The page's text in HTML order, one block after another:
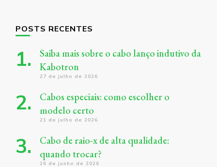
POSTS RECENTES
Saiba mais sobre o cabo lanço indutivo da
Kabotron
27 de julho de 2026
Cabos especiais: como escolher o
modelo certo
21 de julho de 2026
Cabo de raio-x de alta qualidade:
quando trocar?
26 de junho de 2026